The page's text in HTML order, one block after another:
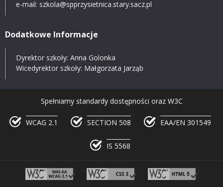
e-mail: szkola@spprzysietnica.stary.sacz.pl
Dodatkowe Informacje
Dyrektor szkoły: Anna Golonka
Wicedyrektor szkoły: Małgorzata Jarząb
Spełniamy standardy dostępności oraz W3C
WCAG 2.1 SECTION 508 EAA/EN 301549
IS 5568